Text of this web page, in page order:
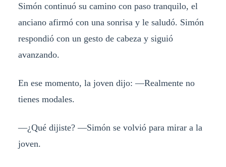
Simón continuó su camino con paso tranquilo, el
anciano afirmó con una sonrisa y le saludó. Simón
respondió con un gesto de cabeza y siguió
avanzando.
En ese momento, la joven dijo: —Realmente no
tienes modales.
—¿Qué dijiste? —Simón se volvió para mirar a la
joven.